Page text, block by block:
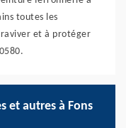
toutes les
et à protéger
et autres à Fons